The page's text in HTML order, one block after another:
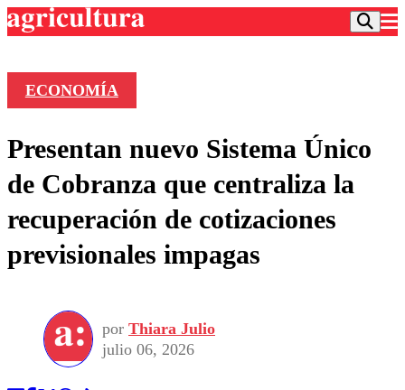
Frecuencias
Agricultura TV
Deportes
Colo Colo
Motor
Torneo Internacional
Torneo Nacional
Entretención
Noticias
Internacional
Nacional
Vida Social
Programas
Comercial
ECONOMÍA
Presentan nuevo Sistema Único
de Cobranza que centraliza la
recuperación de cotizaciones
previsionales impagas
por Thiara Julio
julio 06, 2026